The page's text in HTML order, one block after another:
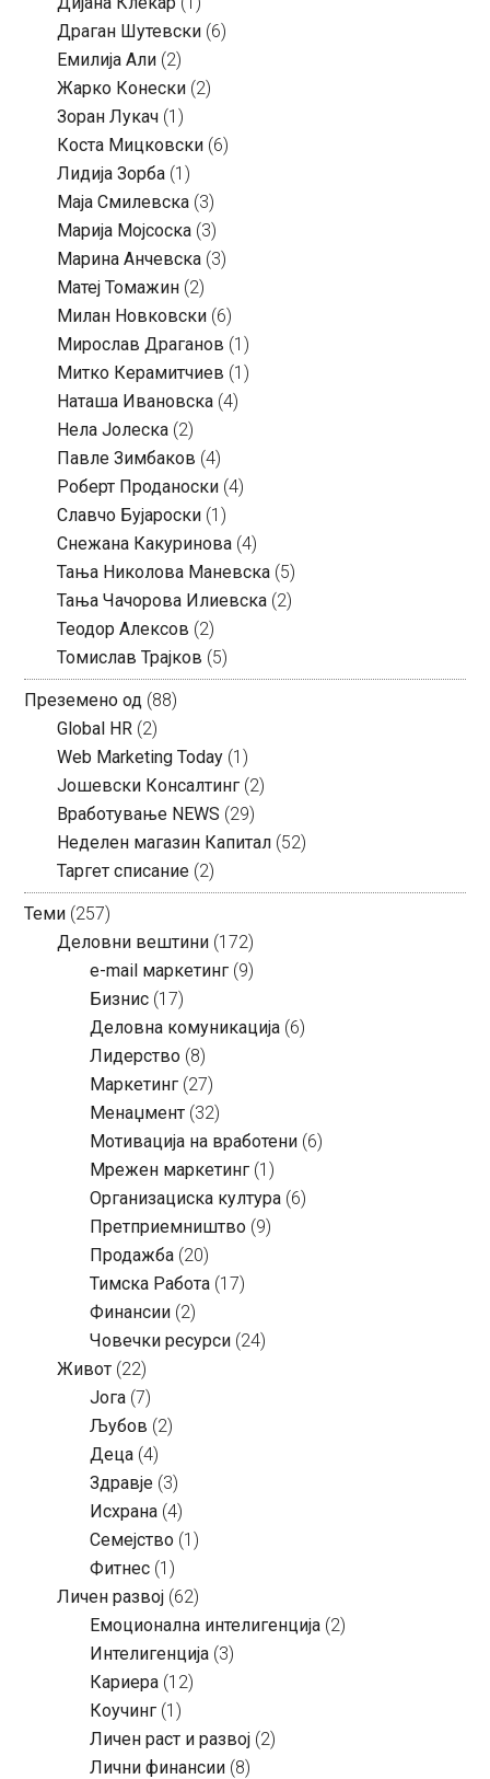
Драган Шутевски (6)
Емилија Али (2)
Жарко Конески (2)
Зоран Лукач (1)
Коста Мицковски (6)
Лидија Зорба (1)
Маја Смилевска (3)
Марија Мојсоска (3)
Марина Анчевска (3)
Матеј Томажин (2)
Милан Новковски (6)
Мирослав Драганов (1)
Митко Керамитчиев (1)
Наташа Ивановска (4)
Нела Јолеска (2)
Павле Зимбаков (4)
Роберт Проданоски (4)
Славчо Бујароски (1)
Снежана Какуринова (4)
Тања Николова Маневска (5)
Тања Чачорова Илиевска (2)
Теодор Алексов (2)
Томислав Трајков (5)
Преземено од (88)
Global HR (2)
Web Marketing Today (1)
Јошевски Консалтинг (2)
Вработување NEWS (29)
Неделен магазин Капитал (52)
Таргет списание (2)
Теми (257)
Деловни вештини (172)
e-mail маркетинг (9)
Бизнис (17)
Деловна комуникација (6)
Лидерство (8)
Маркетинг (27)
Менаџмент (32)
Мотивација на вработени (6)
Мрежен маркетинг (1)
Организациска култура (6)
Претприемништво (9)
Продажба (20)
Тимска Работа (17)
Финансии (2)
Човечки ресурси (24)
Живот (22)
Јога (7)
Љубов (2)
Деца (4)
Здравје (3)
Исхрана (4)
Семејство (1)
Фитнес (1)
Личен развој (62)
Емоционална интелигенција (2)
Интелигенција (3)
Кариера (12)
Коучинг (1)
Личен раст и развој (2)
Лични финансии (8)